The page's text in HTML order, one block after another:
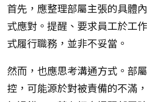
首先，應整理部屬主張的具體
式應對。提醒、要求員工於工
式履行職務，並非不妥當。
然而，也應思考溝通方式。部
控，可能源於對被責備的不滿